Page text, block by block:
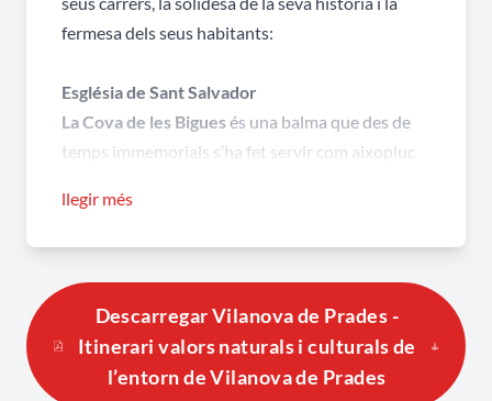
fermesa dels seus habitants:
Església de Sant Salvador
La Cova de les Biguesés una balma que des de
temps immemorials s’ha fet servir com aixopluc
trentena de metres de llargada per uns cinc de
coneguda com cova de l'Home Fe , està ubicada
dins del terme municipal del Vilosell a les
Garrigues. Malgrat ser una cova de proporcions i
llegir més
Descarregar Vilanova de Prades -
Itinerari valors naturals i culturals de
l’entorn de Vilanova de Prades